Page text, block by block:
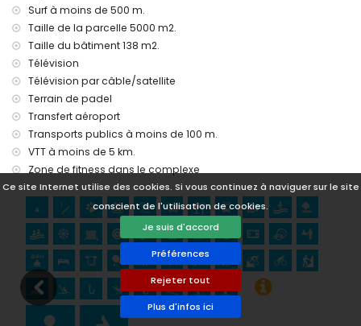
Ce site Internet utilise des cookies. Si vous continuez à naviguer sur le site
conscient de l'utilisation de cookies.
Je suis d'accord
Préférences
Rejeter tout
Plus d'infos ici
musée (Historico de Javea), église (Virgen del Loreto),
monument (Pueblo de Javea), bâtiment architectural
(Historico de Javea) et lieu historique (Pueblo de Javea) (à
ruine (Molinos del Viento et Javea) (à moins de 10
kilomètres de l'hébergement)
château (Portal de la Villa et Denia) (à moins de 25
kilomètres de l'hébergement)
Sports
tennis, canoë, kayak, pêche, plongée, snorkeling, surf,
planche à voile et ski nautique (à moins de 1000 mètres de
l'appartement)
randonnée, VTT, cyclisme et escalade (à moins de 5
kilomètres de l'appartement)
golf (Club de Golf, Javea) et équitation (à moins de 10
kilomètres de l'appartement)
Surf à moins de 500 m.
Taille de la parcelle 5000 m2.
Taille du bâtiment 138 m2.
Télévision
Télévision par câble/satellite
Terrain de padel
Transfert aéroport
Transports publics à moins de 100 m.
VTT à moins de 5 km.
Zone de fitness dans le complexe